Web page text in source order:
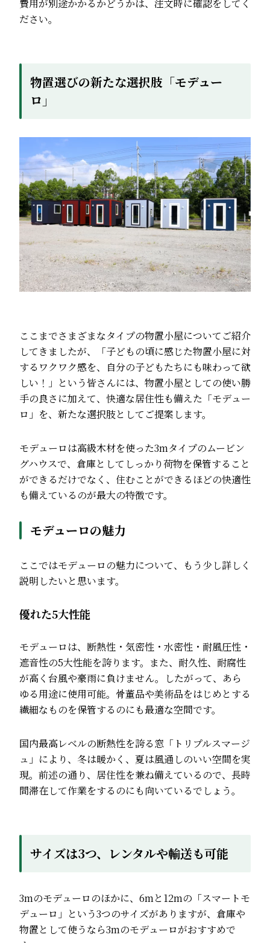
費用が別途かかるかどうかは、注文時に確認をしてく
ださい。
物置選びの新たな選択肢「モデュー
ロ」
ここまでさまざまなタイプの物置小屋についてご紹介
してきましたが、「子どもの頃に感じた物置小屋に対
するワクワク感を、自分の子どもたちにも味わって欲
しい！」という皆さんには、物置小屋としての使い勝
手の良さに加えて、快適な居住性も備えた「モデュー
ロ」を、新たな選択肢としてご提案します。
モデューロは高級木材を使った3mタイプのムービン
グハウスで、倉庫としてしっかり荷物を保管すること
ができるだけでなく、住むことができるほどの快適性
も備えているのが最大の特徴です。
モデューロの魅力
ここではモデューロの魅力について、もう少し詳しく
説明したいと思います。
優れた5大性能
モデューロは、断熱性・気密性・水密性・耐風圧性・
遮音性の5大性能を誇ります。また、耐久性、耐腐性
が高く台風や豪雨に負けません。したがって、あら
ゆる用途に使用可能。骨董品や美術品をはじめとする
繊細なものを保管するのにも最適な空間です。
国内最高レベルの断熱性を誇る窓「トリプルスマージ
ュ」により、冬は暖かく、夏は風通しのいい空間を実
現。前述の通り、居住性を兼ね備えているので、長時
間滞在して作業をするのにも向いているでしょう。
サイズは3つ、レンタルや輸送も可能
3mのモデューロのほかに、6mと12mの「スマートモ
デューロ」という3つのサイズがありますが、倉庫や
物置として使うなら3mのモデューロがおすすめで